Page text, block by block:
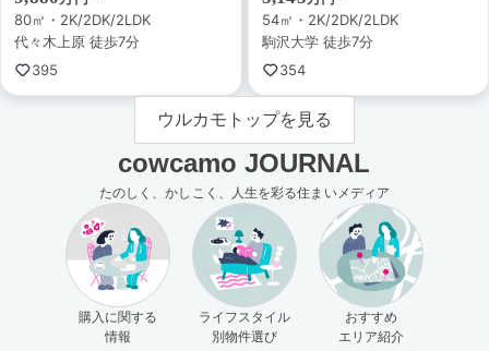
80㎡・2K/2DK/2LDK
代々木上原 徒歩7分
395
54㎡・2K/2DK/2LDK
駒沢大学 徒歩7分
354
ウルカモトップを見る
cowcamo JOURNAL
たのしく、かしこく、人生を彩る住まいメディア
購入に関する
情報
ライフスタイル
別物件選び
おすすめ
エリア紹介